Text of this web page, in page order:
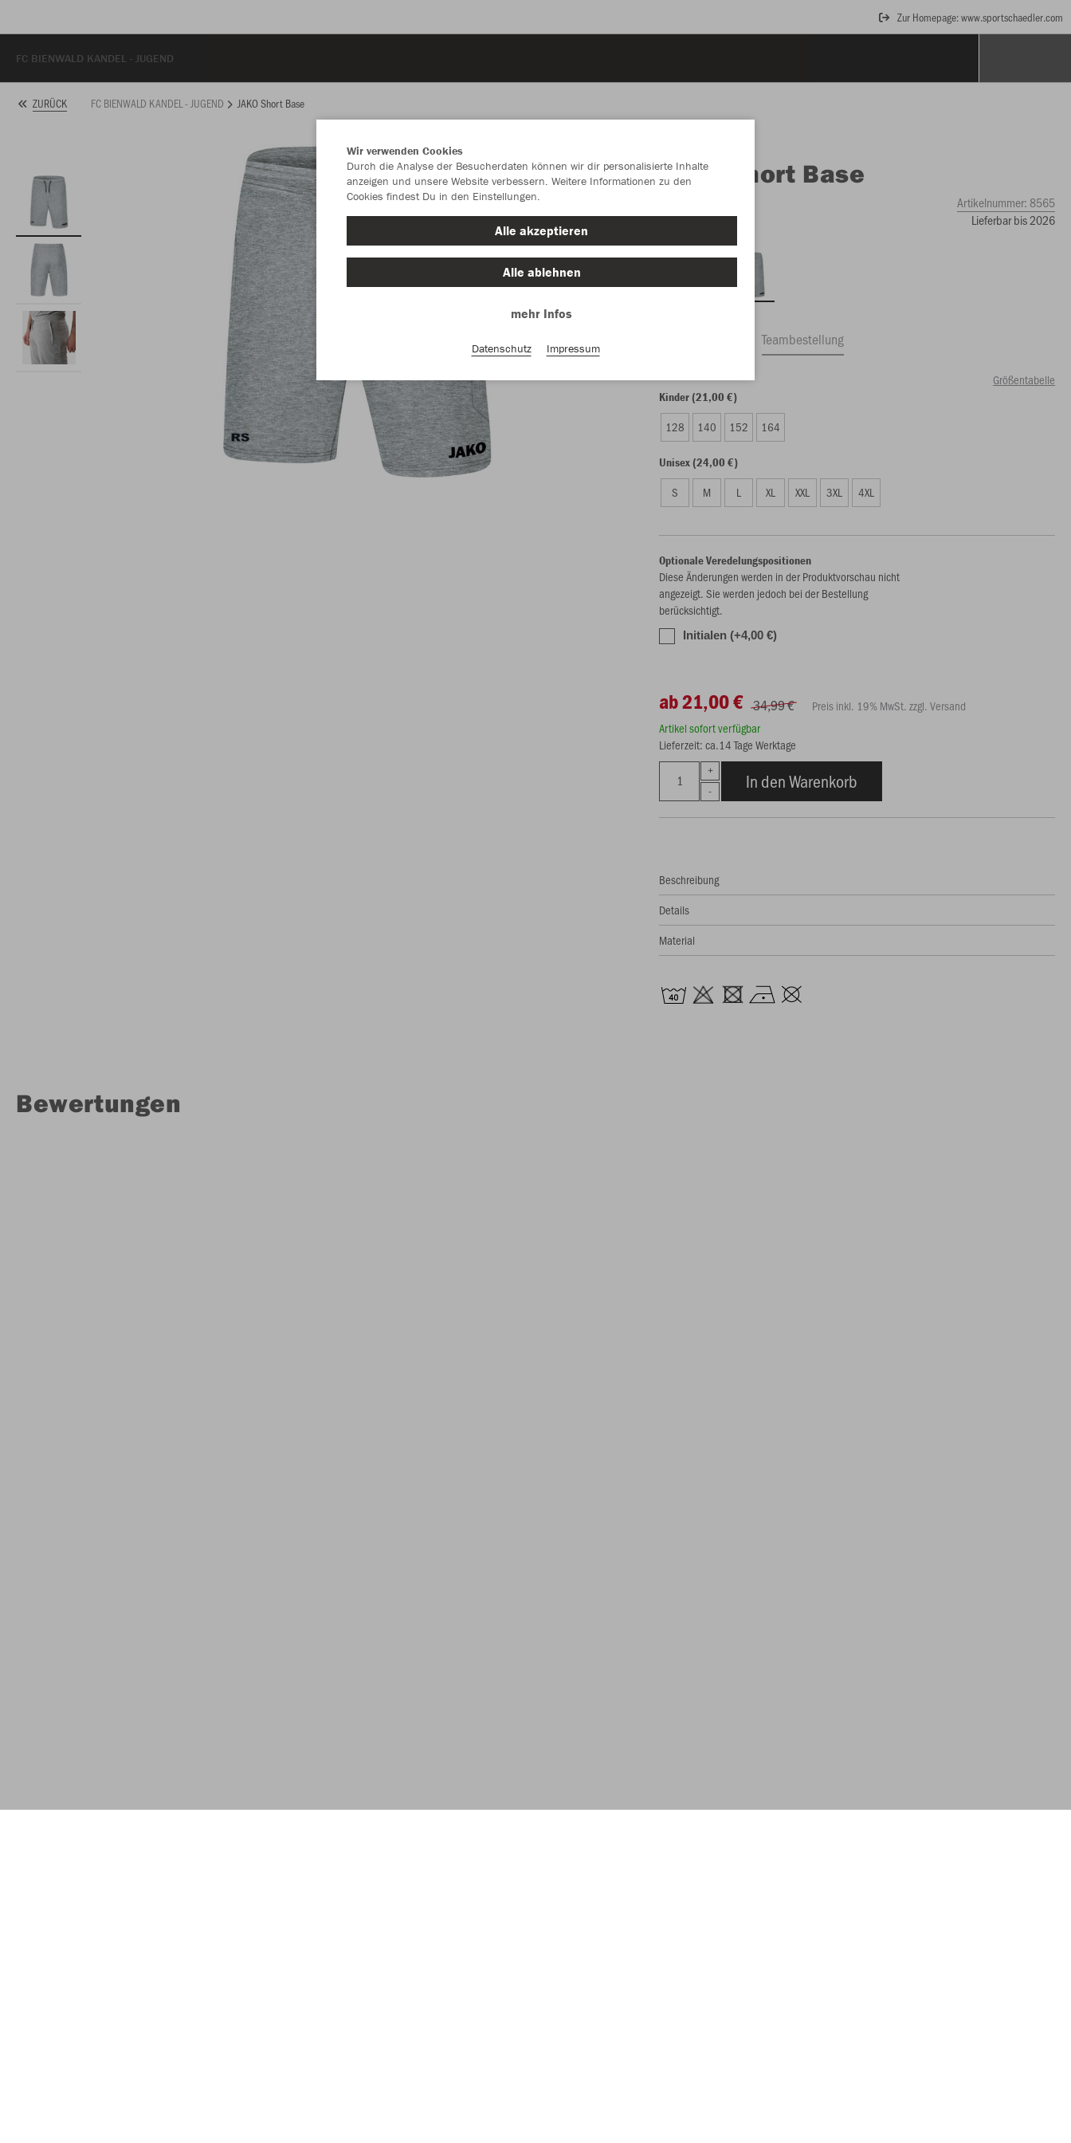
Zur Homepage: www.sportschaedler.com
FC BIENWALD KANDEL - JUGEND
ZURÜCK FC BIENWALD KANDEL - JUGEND JAKO Short Base
JAKO Short Base
Artikelnummer:8565
Lieferbar bis 2026
Teambestellung
Größentabelle
Kinder (21,00 €)
128 140 152 164
Unisex (24,00 €)
S M L XL XXL 3XL 4XL
Optionale Veredelungspositionen
Diese Änderungen werden in der Produktvorschau nicht
angezeigt. Sie werden jedoch bei der Bestellung
berücksichtigt.
Initialen (+4,00 €)
ab 21,00 € 34,99 €
Preis inkl. 19% MwSt. zzgl. Versand
Artikel sofort verfügbar
Lieferzeit: ca.14 Tage Werktage
In den Warenkorb
Beschreibung
Details
Material
Bewertungen
Wir verwenden Cookies
Durch die Analyse der Besucherdaten können wir dir personalisierte Inhalte
anzeigen und unsere Website verbessern. Weitere Informationen zu den
Cookies findest Du in den Einstellungen.
Alle akzeptieren
Alle ablehnen
mehr Infos
Datenschutz Impressum